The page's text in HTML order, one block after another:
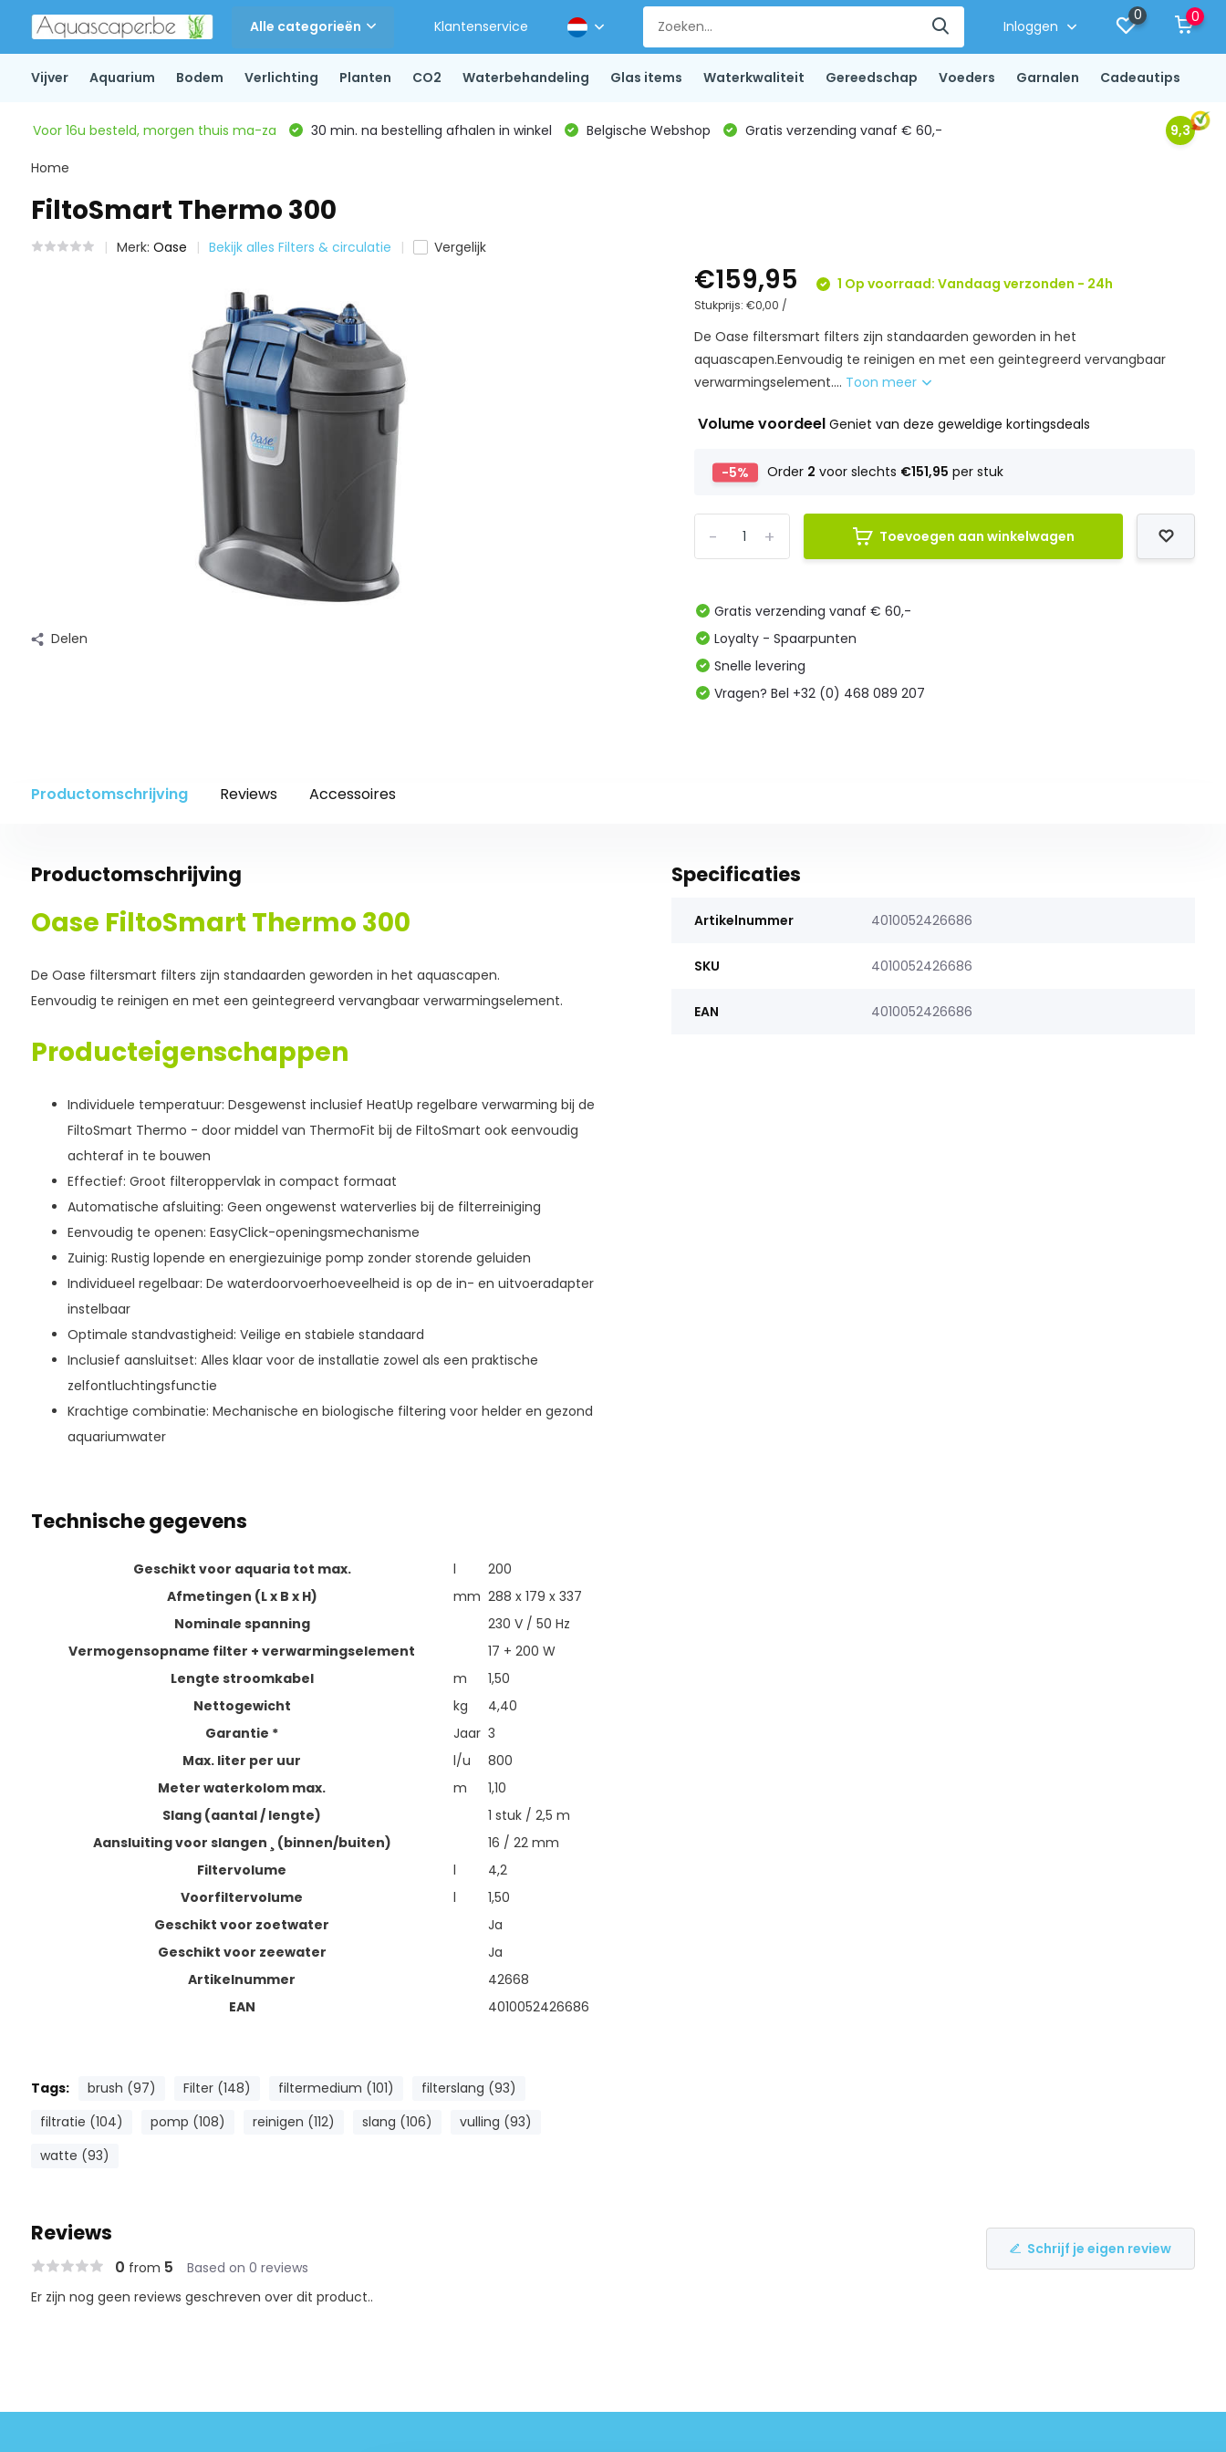
Alle categorieën Klantenservice Inloggen
0 0
Vijver Aquarium Bodem Verlichting Planten CO2 Waterbehandeling Glas items Waterkwaliteit Gereedschap Voeders Garnalen Cadeautips
Voor 16u besteld, morgen thuis ma-za 30 min. na bestelling afhalen in winkel Belgische Webshop Gratis verzending vanaf € 60,- 9,3
Home
FiltoSmart Thermo 300
Merk: Oase Bekijk alles Filters & circulatie Vergelijk
Delen
€159,95 1 Op voorraad: Vandaag verzonden - 24h
Stukprijs:€0,00 /
De Oase filtersmart filters zijn standaarden geworden in het
aquascapen.Eenvoudig te reinigen en met een geintegreerd vervangbaar
verwarmingselement.... Toon meer
Volume voordeelGeniet van deze geweldige kortingsdeals
-5% Order 2 voor slechts €151,95 per stuk
+
- Toevoegen aan winkelwagen
Gratis verzending vanaf € 60,-
Loyalty - Spaarpunten
Snelle levering
Vragen? Bel +32 (0) 468 089 207
Productomschrijving Reviews Accessoires
Productomschrijving
Oase FiltoSmart Thermo 300
De Oase filtersmart filters zijn standaarden geworden in het aquascapen.
Eenvoudig te reinigen en met een geintegreerd vervangbaar verwarmingselement.
Producteigenschappen
Individuele temperatuur: Desgewenst inclusief HeatUp regelbare verwarming bij de
FiltoSmart Thermo - door middel van ThermoFit bij de FiltoSmart ook eenvoudig
achteraf in te bouwen
Effectief: Groot filteroppervlak in compact formaat
Automatische afsluiting: Geen ongewenst waterverlies bij de filterreiniging
Eenvoudig te openen: EasyClick-openingsmechanisme
Zuinig: Rustig lopende en energiezuinige pomp zonder storende geluiden
Individueel regelbaar: De waterdoorvoerhoeveelheid is op de in- en uitvoeradapter
instelbaar
Optimale standvastigheid: Veilige en stabiele standaard
Inclusief aansluitset: Alles klaar voor de installatie zowel als een praktische
zelfontluchtingsfunctie
Krachtige combinatie: Mechanische en biologische filtering voor helder en gezond
aquariumwater
Technische gegevens
Geschikt voor aquaria tot max. l
200
Afmetingen (L x B x H)
mm 288 x 179 x 337
Nominale spanning
230 V / 50 Hz
Vermogensopname filter + verwarmingselement
17 + 200 W
Lengte stroomkabel
m
1,50
Nettogewicht
kg
4,40
Garantie * Jaar 3
Max. liter per uur
l/u
800
Meter waterkolom max.
m
1,10
Slang (aantal / lengte)
1 stuk / 2,5 m
Aansluiting voor slangen ¸ (binnen/buiten)
16 / 22 mm
Filtervolume
l
4,2
Voorfiltervolume
l
1,50
Geschikt voor zoetwater
Ja
Geschikt voor zeewater
Ja
Artikelnummer
42668
EAN
4010052426686
Tags: brush (97) Filter (148) filtermedium (101)
filterslang (93)
filtratie (104)
pomp (108) reinigen (112) slang (106)
vulling (93)
watte (93)
Specificaties
Artikelnummer 4010052426686
SKU 4010052426686
EAN 4010052426686
Reviews
0 from 5 Based on 0 reviews
Schrijf je eigen review
Er zijn nog geen reviews geschreven over dit product..